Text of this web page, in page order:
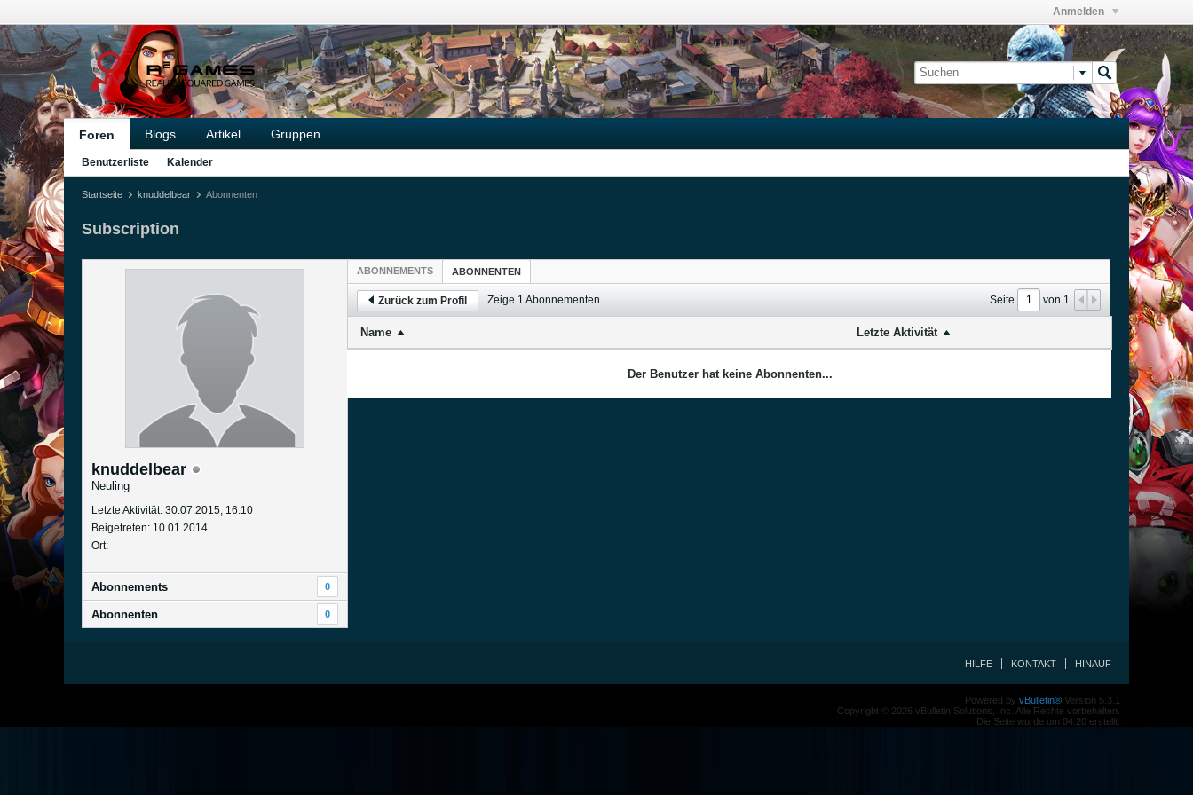
Anmelden
Foren Blogs Artikel Gruppen
Benutzerliste Kalender
Startseite knuddelbear Abonnenten
Subscription
knuddelbear
Neuling
Letzte Aktivität: 30.07.2015, 16:10
Beigetreten: 10.01.2014
Ort:
Abonnements 0
Abonnenten 0
ABONNEMENTS ABONNENTEN
Zurück zum Profil Zeige 1Abonnementen Seite von 1
Name Letzte Aktivität
Der Benutzer hat keine Abonnenten...
HILFE KONTAKT HINAUF
Powered by vBulletin® Version 5.3.1
Copyright © 2026 vBulletin Solutions, Inc. Alle Rechte vorbehalten.
Die Seite wurde um 04:20 erstellt.